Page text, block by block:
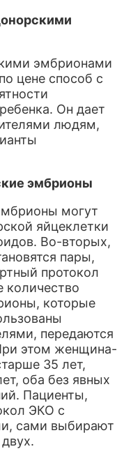
эмбрионами
цене способ с
Он дает
людям,
эмбрионы
могут
яйцеклетки
Во-вторых,
пары,
протокол
которые
передаются
этом женщина-
35 лет,
оба без явных
Пациенты,
ЭКО с
сами выбирают